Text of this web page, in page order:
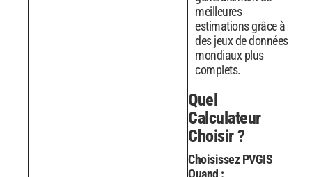
meilleures
estimations grâce à
des jeux de données
mondiaux plus
complets.
Quel
Calculateur
Choisir ?
Choisissez PVGIS
Quand :